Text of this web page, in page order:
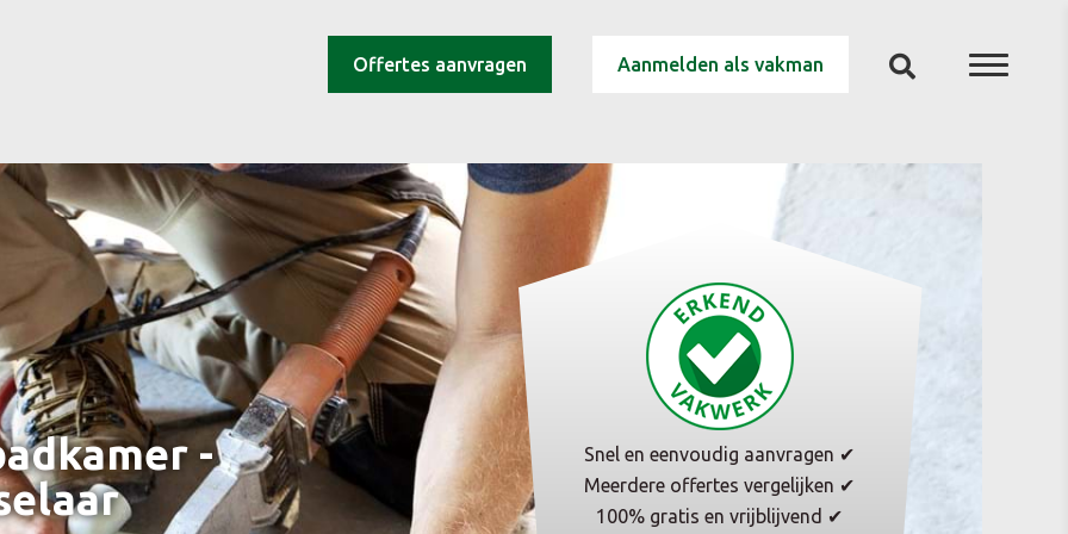
Offertes aanvragen Aanmelden als vakman
-
Snel en eenvoudig aanvragen ✔
Meerdere offertes vergelijken ✔
100% gratis en vrijblijvend ✔